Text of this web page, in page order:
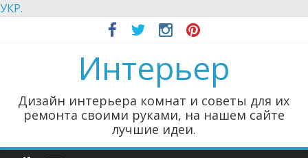
УКР.
Интерьер
Дизайн интерьера комнат и советы для их
ремонта своими руками, на нашем сайте
лучшие идеи.